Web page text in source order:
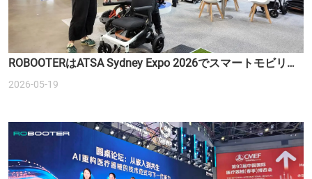
ROBOOTERはATSA Sydney Expo 2026でスマートモビリテ
ィソリューションを紹介します
2026-05-19